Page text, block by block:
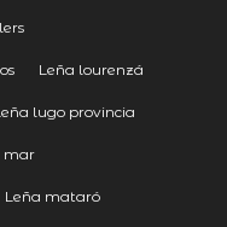
Leña lourenzá
lugo provincia
mar
Leña mataró